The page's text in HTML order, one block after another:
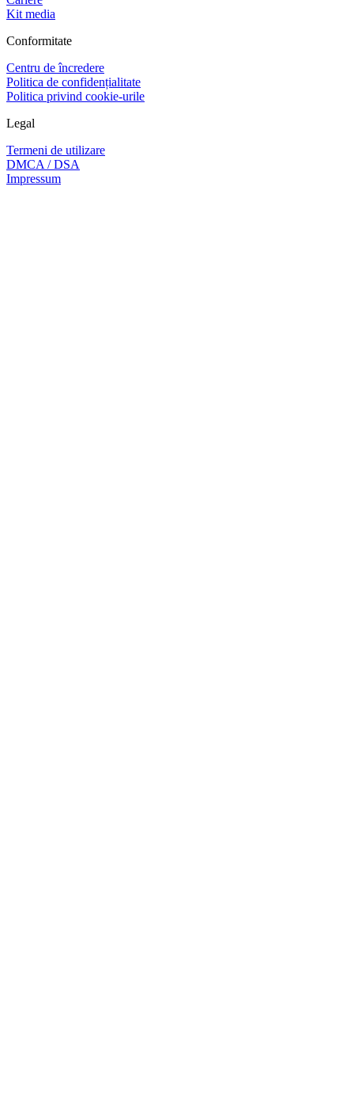
Kit media
Conformitate
Centru de încredere
Politica de confidențialitate
Politica privind cookie-urile
Legal
Termeni de utilizare
DMCA / DSA
Impressum